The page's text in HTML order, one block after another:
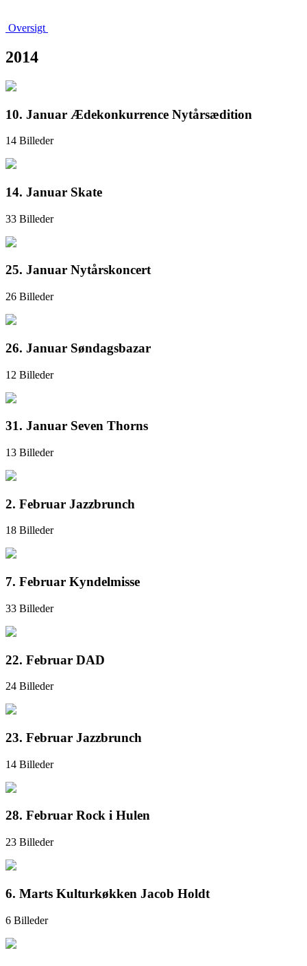
Oversigt
2014
10. Januar Ædekonkurrence Nytårsædition
14 Billeder
14. Januar Skate
33 Billeder
25. Januar Nytårskoncert
26 Billeder
26. Januar Søndagsbazar
12 Billeder
31. Januar Seven Thorns
13 Billeder
2. Februar Jazzbrunch
18 Billeder
7. Februar Kyndelmisse
33 Billeder
22. Februar DAD
24 Billeder
23. Februar Jazzbrunch
14 Billeder
28. Februar Rock i Hulen
23 Billeder
6. Marts Kulturkøkken Jacob Holdt
6 Billeder